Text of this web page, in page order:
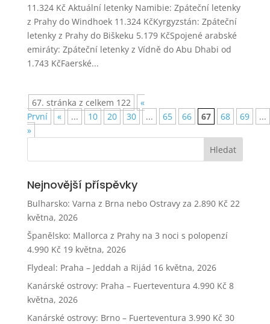
11.324 Kč Aktuální letenky Namibie: Zpáteční letenky
z Prahy do Windhoek 11.324 KčKyrgyzstán: Zpáteční
letenky z Prahy do Biškeku 5.179 KčSpojené arabské
emiráty: Zpáteční letenky z Vídně do Abu Dhabi od
1.743 KčFaerské...
67. stránka z celkem 122
«
První
« ... 10 20 30 ... 65 66 67 68 69
...
»
Nejnovější příspěvky
Bulharsko: Varna z Brna nebo Ostravy za 2.890 Kč 22
května, 2026
Španělsko: Mallorca z Prahy na 3 noci s polopenzí
4.990 Kč 19 května, 2026
Flydeal: Praha – Jeddah a Rijád 16 května, 2026
Kanárské ostrovy: Praha – Fuerteventura 4.990 Kč 8
května, 2026
Kanárské ostrovy: Brno – Fuerteventura 3.990 Kč 30